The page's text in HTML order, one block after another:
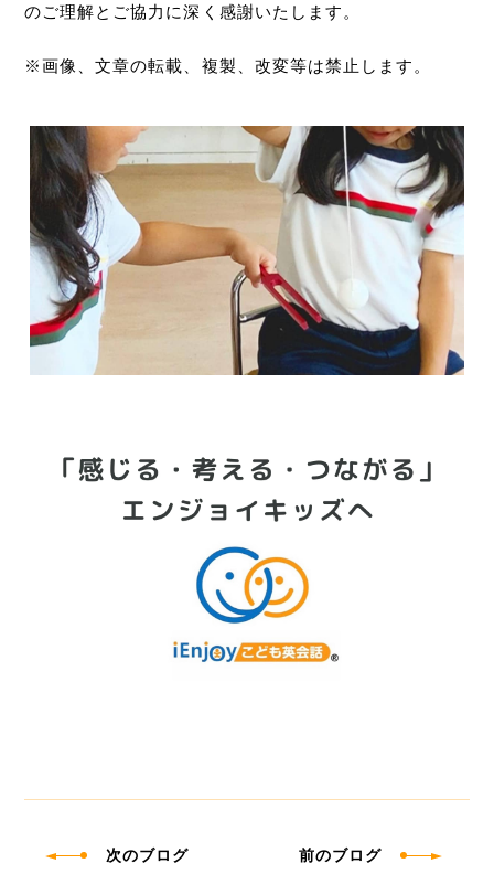
のご理解とご協力に深く感謝いたします。
※画像、文章の転載、複製、改変等は禁止します。
次のブログ 前のブログ